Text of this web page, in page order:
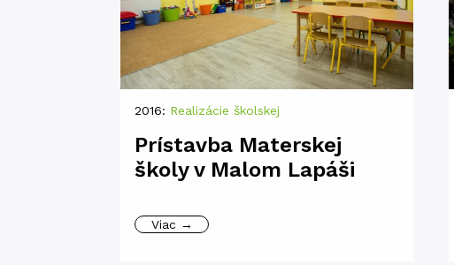
2016: Realizácie školskej
Prístavba Materskej
školy v Malom Lapáši
Viac →